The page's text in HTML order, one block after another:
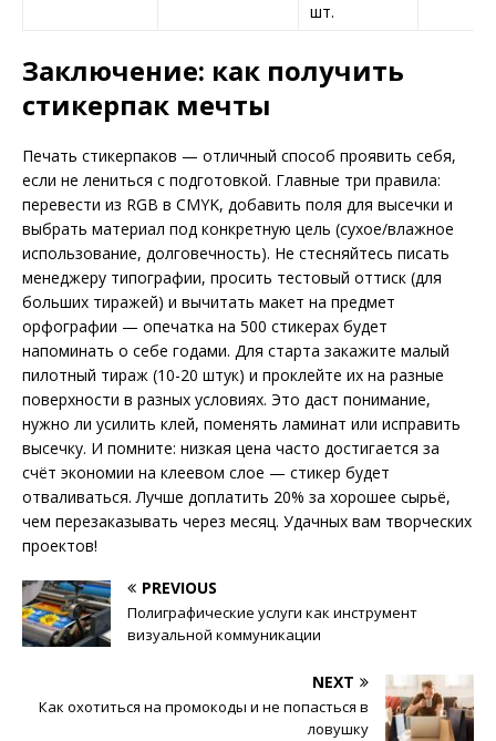
шт.
Заключение: как получить
стикерпак мечты
Печать стикерпаков — отличный способ проявить себя,
если не лениться с подготовкой. Главные три правила:
перевести из RGB в CMYK, добавить поля для высечки и
выбрать материал под конкретную цель (сухое/влажное
использование, долговечность). Не стесняйтесь писать
менеджеру типографии, просить тестовый оттиск (для
больших тиражей) и вычитать макет на предмет
орфографии — опечатка на 500 стикерах будет
напоминать о себе годами. Для старта закажите малый
пилотный тираж (10-20 штук) и проклейте их на разные
поверхности в разных условиях. Это даст понимание,
нужно ли усилить клей, поменять ламинат или исправить
высечку. И помните: низкая цена часто достигается за
счёт экономии на клеевом слое — стикер будет
отваливаться. Лучше доплатить 20% за хорошее сырьё,
чем перезаказывать через месяц. Удачных вам творческих
проектов!
PREVIOUS
Полиграфические услуги как инструмент
визуальной коммуникации
NEXT
Как охотиться на промокоды и не попасться в
ловушку